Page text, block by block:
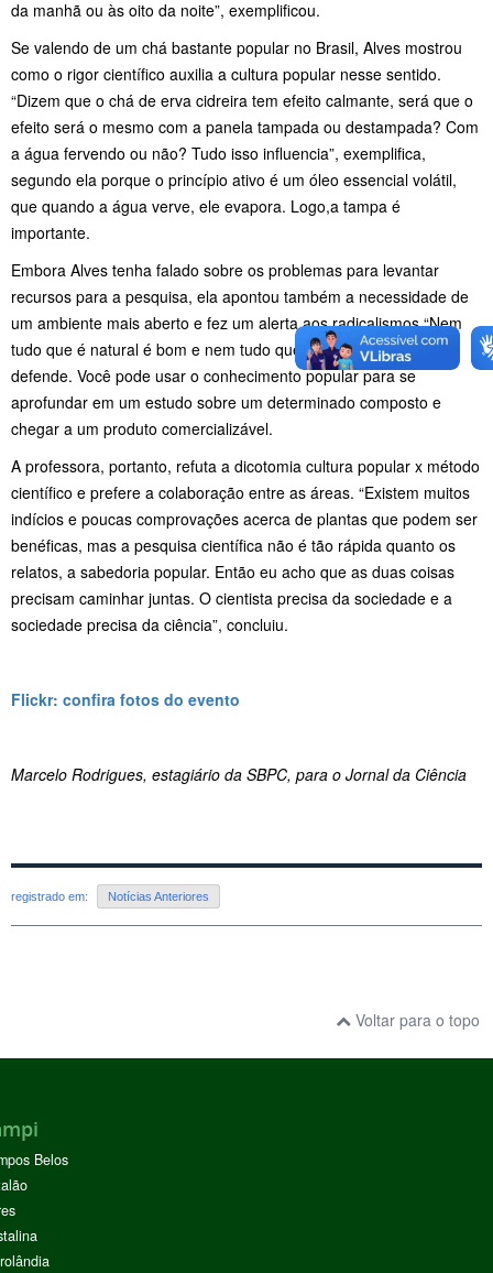
da manhã ou às oito da noite”, exemplificou.
Se valendo de um chá bastante popular no Brasil, Alves mostrou
como o rigor científico auxilia a cultura popular nesse sentido.
“Dizem que o chá de erva cidreira tem efeito calmante, será que o
efeito será o mesmo com a panela tampada ou destampada? Com
a água fervendo ou não? Tudo isso influencia”, exemplifica,
segundo ela porque o princípio ativo é um óleo essencial volátil,
que quando a água verve, ele evapora. Logo,a tampa é
importante.
Embora Alves tenha falado sobre os problemas para levantar
recursos para a pesquisa, ela apontou também a necessidade de
um ambiente mais aberto e fez um alerta aos radicalismos.“Nem
tudo que é natural é bom e nem tudo que é sintético é ruim',
defende. Você pode usar o conhecimento popular para se
aprofundar em um estudo sobre um determinado composto e
chegar a um produto comercializável.
A professora, portanto, refuta a dicotomia cultura popular x método
científico e prefere a colaboração entre as áreas. “Existem muitos
indícios e poucas comprovações acerca de plantas que podem ser
benéficas, mas a pesquisa científica não é tão rápida quanto os
relatos, a sabedoria popular. Então eu acho que as duas coisas
precisam caminhar juntas. O cientista precisa da sociedade e a
sociedade precisa da ciência”, concluiu.
Flickr: confira fotos do evento
Marcelo Rodrigues, estagiário da SBPC, para o Jornal da Ciência
registrado em: Notícias Anteriores
Voltar para o topo
Belos